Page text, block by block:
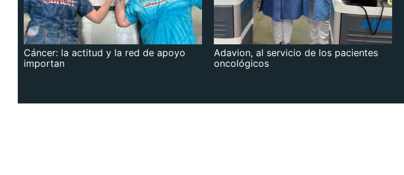
Cáncer: la actitud y la red de apoyo
importan
Adavion, al servicio de los pacientes
oncológicos